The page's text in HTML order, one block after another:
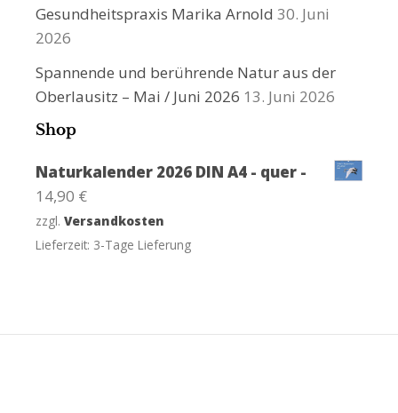
Gesundheitspraxis Marika Arnold 30. Juni
2026
Spannende und berührende Natur aus der
Oberlausitz – Mai / Juni 2026 13. Juni 2026
Shop
Naturkalender 2026 DIN A4 - quer -
14,90 €
zzgl. Versandkosten
Lieferzeit: 3-Tage Lieferung